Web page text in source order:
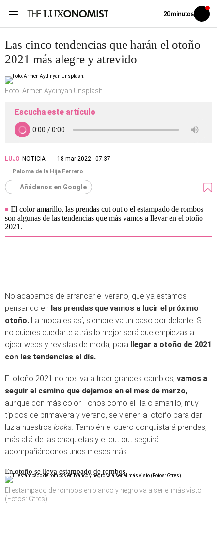
Volver
Iniciar
sesión
Las cinco tendencias que harán el otoño
2021 más alegre y atrevido
Foto: Armen Aydinyan Unsplash.
Escucha este artículo
LUJO NOTICIA
18 mar 2022 - 07:37
Paloma de la Hija Ferrero
Añádenos en Google
El color amarillo, las prendas cut out o el estampado de rombos
son algunas de las tendencias que más vamos a llevar en el otoño
2021.
No acabamos de arrancar el verano, que ya estamos
pensando en las prendas que vamos a lucir el próximo
otoño. La moda es así, siempre va un paso por delante. Si
no quieres quedarte atrás lo mejor será que empiezas a
ojear webs y revistas de moda, para llegar a otoño de 2021
con las tendencias al día.
El otoño 2021 no nos va a traer grandes cambios, vamos a
seguir el camino que dejamos en el mes de marzo,
aunque con más color. Tonos como el lila o amarillo, muy
típicos de primavera y verano, se vienen al otoño para dar
luz a nuestros looks. También el cuero conquistará prendas,
más allá de las chaquetas y el cut out seguirá
acompañándonos unos meses más.
En otoño se lleva estampado de rombos
El estampado de rombos en blanco y negro va a ser el más visto
(Fotos: Gtres)